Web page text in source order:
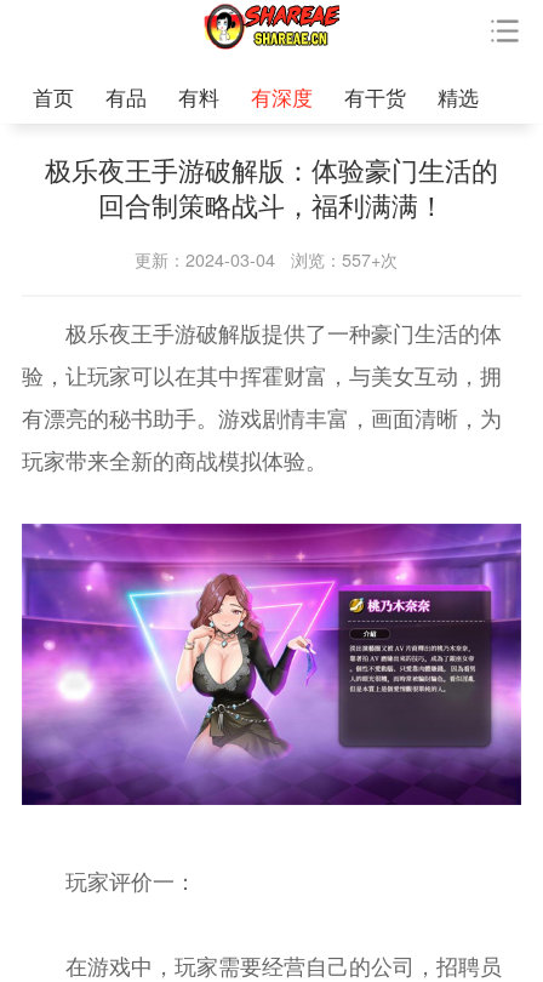
首页 有品 有料 有深度 有干货 精选
极乐夜王手游破解版：体验豪门生活的
回合制策略战斗，福利满满！
更新：2024-03-04 浏览：557+次
极乐夜王手游破解版提供了一种豪门生活的体
验，让玩家可以在其中挥霍财富，与美女互动，拥
有漂亮的秘书助手。游戏剧情丰富，画面清晰，为
玩家带来全新的商战模拟体验。
玩家评价一：
在游戏中，玩家需要经营自己的公司，招聘员